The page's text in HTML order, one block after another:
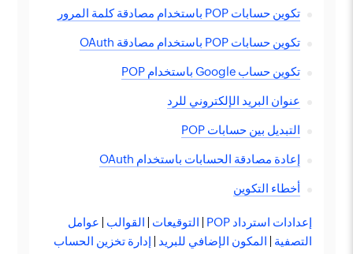
تكوين حسابات POP باستخدام مصادقة كلمة المرور
تكوين حسابات POP باستخدام مصادقة OAuth
تكوين حساب Google باستخدام POP
عنوان البريد الإلكتروني للرد
التبديل بين حسابات POP
إعادة مصادقة الحسابات باستخدام OAuth
أخطاء التكوين
إعدادات استرداد POP التوقيعات القوالب
عوامل
التصفية
المكون الإضافي للبريد إدارة تخزين الحساب